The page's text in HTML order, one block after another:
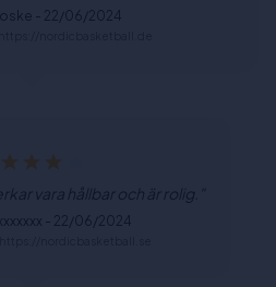
- 22/06/2024
vara hållbar och är rolig."
- 22/06/2024